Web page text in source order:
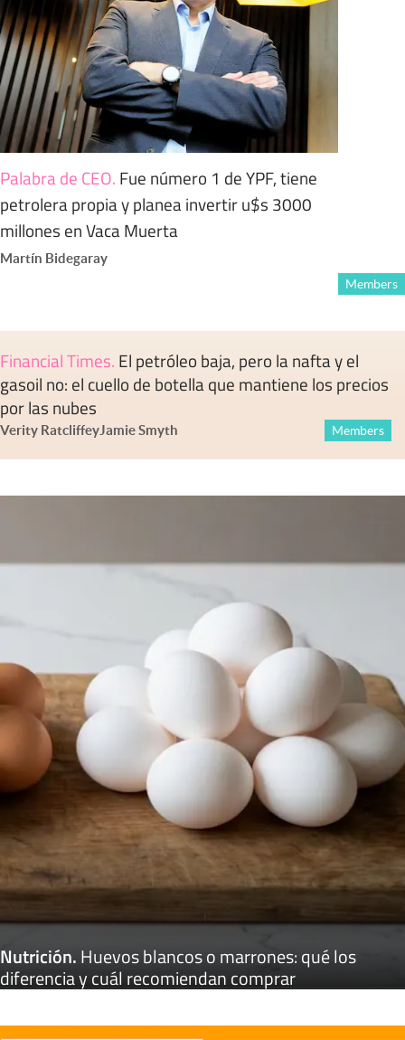
Palabra de CEO. Fue número 1 de YPF, tiene
petrolera propia y planea invertir u$s 3000
millones en Vaca Muerta
Martín Bidegaray
Members
Financial Times. El petróleo baja, pero la nafta y el
gasoil no: el cuello de botella que mantiene los precios
por las nubes
Verity RatcliffeyJamie Smyth Members
Nutrición.Huevos blancos o marrones: qué los
diferencia y cuál recomiendan comprar